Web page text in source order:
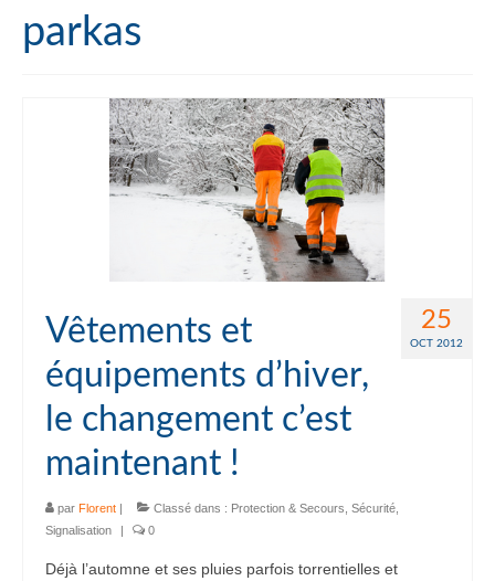
Qui sommes-nous ?
Accéder à Signals
parkas
25
OCT 2012
Vêtements et
équipements d’hiver,
le changement c’est
maintenant !
par Florent | Classé dans : Protection & Secours Sécurité
Signalisation
| 0
Déjà l’automne et ses pluies parfois torrentielles et